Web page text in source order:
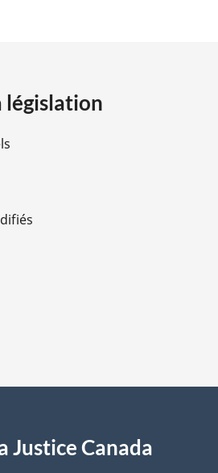
législation
Justice Canada